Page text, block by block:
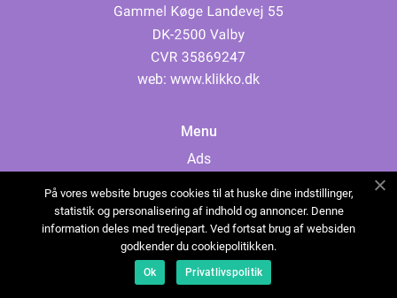
web: www.klikko.dk
Menu
Ads
Cookies
Contact
Sitemap
På vores website bruges cookies til at huske dine indstillinger,
statistik og personalisering af indhold og annoncer. Denne
information deles med tredjepart. Ved fortsat brug af websiden
godkender du cookiepolitikken.
Ok Privatlivspolitik